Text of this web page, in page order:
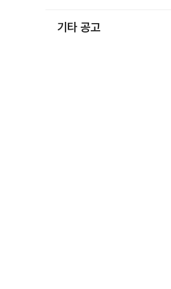
기타 공고